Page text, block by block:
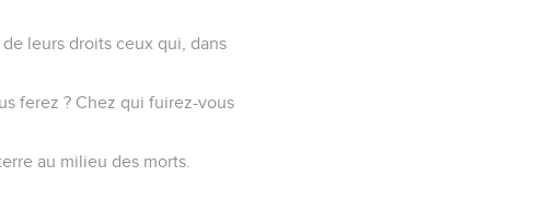
leurs droits ceux qui, dans
ferez ? Chez qui fuirez-vous
au milieu des morts.